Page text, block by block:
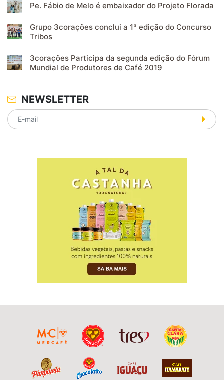
Pe. Fábio de Melo é embaixador do Projeto Florada
Grupo 3corações conclui a 1ª edição do Concurso
Tribos
3corações Participa da segunda edição do Fórum
Mundial de Produtores de Café 2019
NEWSLETTER